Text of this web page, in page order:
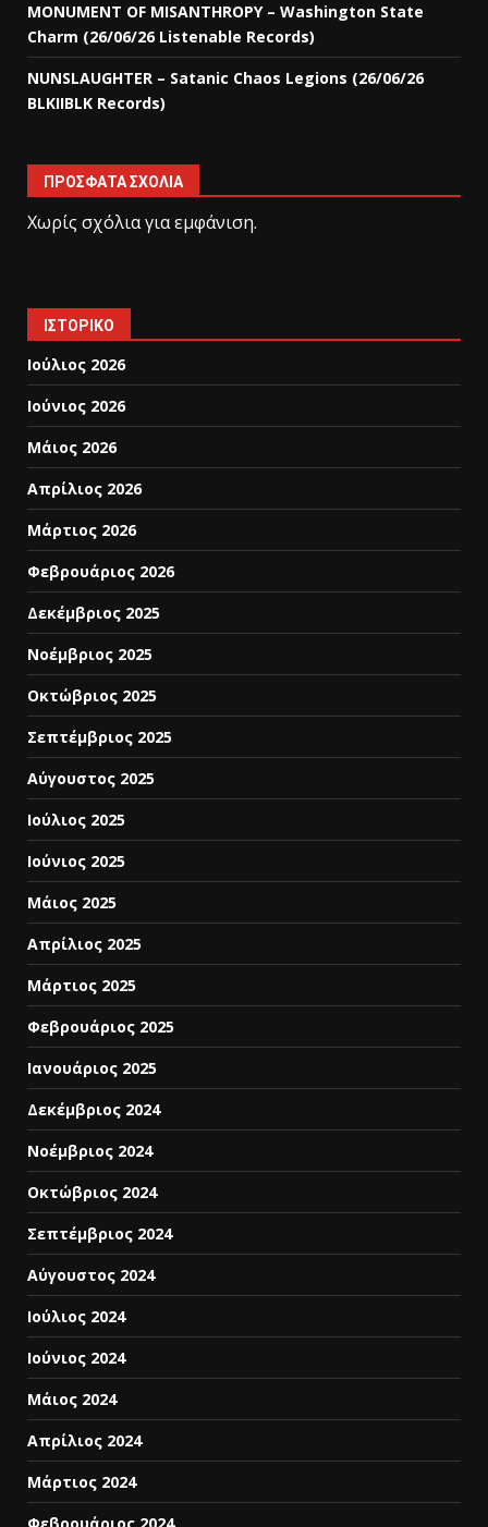
MONUMENT OF MISANTHROPY – Washington State
Charm (26/06/26 Listenable Records)
NUNSLAUGHTER – Satanic Chaos Legions (26/06/26
BLKIIBLK Records)
ΠΡΌΣΦΑΤΑ ΣΧΌΛΙΑ
Χωρίς σχόλια για εμφάνιση.
ΙΣΤΟΡΙΚΌ
Ιούλιος 2026
Ιούνιος 2026
Μάιος 2026
Απρίλιος 2026
Μάρτιος 2026
Φεβρουάριος 2026
Δεκέμβριος 2025
Νοέμβριος 2025
Οκτώβριος 2025
Σεπτέμβριος 2025
Αύγουστος 2025
Ιούλιος 2025
Ιούνιος 2025
Μάιος 2025
Απρίλιος 2025
Μάρτιος 2025
Φεβρουάριος 2025
Ιανουάριος 2025
Δεκέμβριος 2024
Νοέμβριος 2024
Οκτώβριος 2024
Σεπτέμβριος 2024
Αύγουστος 2024
Ιούλιος 2024
Ιούνιος 2024
Μάιος 2024
Απρίλιος 2024
Μάρτιος 2024